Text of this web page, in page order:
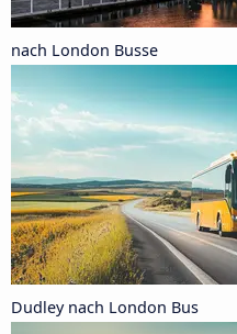
nach London Busse
Dudley nach London Bus